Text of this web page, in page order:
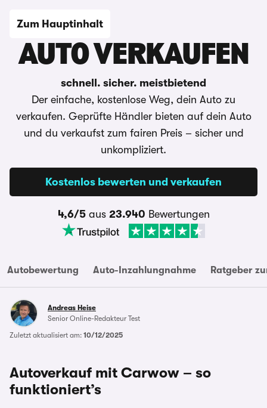
Zum Hauptinhalt
AUTO VERKAUFEN
schnell. sicher. meistbietend
Der einfache, kostenlose Weg, dein Auto zu
verkaufen. Geprüfte Händler bieten auf dein Auto
und du verkaufst zum fairen Preis – sicher und
unkompliziert.
Kostenlos bewerten und verkaufen
4,6/5aus 23.940 Bewertungen
Autobewertung Auto-Inzahlungnahme Ratgeber
Andreas Heise
Senior Online-Redakteur Test
Zuletzt aktualisiert am: 10/12/2025
Autoverkauf mit Carwow – so
funktioniert’s